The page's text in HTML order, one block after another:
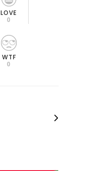
LOVE
0
WTF
0